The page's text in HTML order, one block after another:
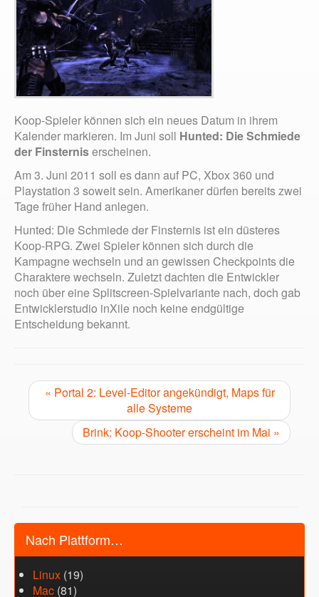
Koop-Spieler können sich ein neues Datum in ihrem
Kalender markieren. Im Juni soll Hunted: Die Schmiede
der Finsterniserscheinen.
Am 3. Juni 2011 soll es dann auf PC, Xbox 360 und
Playstation 3 soweit sein. Amerikaner dürfen bereits zwei
Tage früher Hand anlegen.
Hunted: Die Schmiede der Finsternis ist ein düsteres
Koop-RPG. Zwei Spieler können sich durch die
Kampagne wechseln und an gewissen Checkpoints die
Charaktere wechseln. Zuletzt dachten die Entwickler
noch über eine Splitscreen-Spielvariante nach, doch gab
Entwicklerstudio inXile noch keine endgültige
Entscheidung bekannt.
« Portal 2: Level-Editor angekündigt, Maps für
alle Systeme
Brink: Koop-Shooter erscheint im Mai »
Nach Plattform…
Linux (19)
Mac (81)